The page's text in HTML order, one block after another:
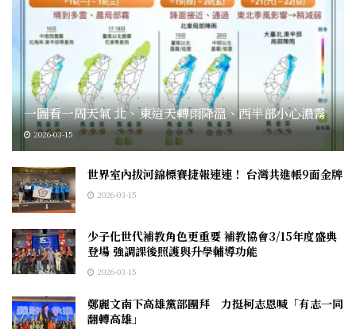
一圖看一周天氣 北、東這天轉雨降溫、西半部小心濃霧
2026-03-15
世界室內拔河錦標賽捷報連連！ 台灣共進帳9面金牌
2026-03-15
少子化世代補教角色更重要 補教協會3/15年度盛典
登場 強調課後照護與升學輔導功能
2026-03-15
鄭麗文南下高雄黨部團拜 力挺柯志恩喊「有志一同
翻轉高雄」